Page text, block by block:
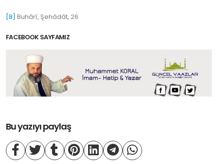
[8] Buhârî, Şehâdât, 26
FACEBOOK SAYFAMIZ
Bu yazıyı paylaş